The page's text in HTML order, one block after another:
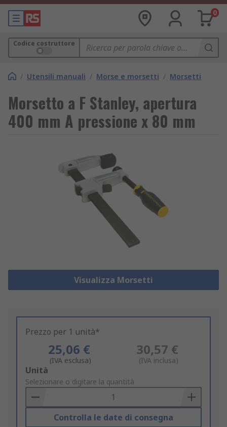
0
Codice costruttore
/ Utensili manuali / Morse e morsetti / Morsetti
Morsetto a F Stanley, apertura
400 mm A pressione x 80 mm
Visualizza Morsetti
Prezzo per 1 unità*
25,06 €
(IVA esclusa)
30,57 €
(IVA inclusa)
Add
to
Basket
Unità
Selezionare o digitare la quantità
Controlla le date di consegna